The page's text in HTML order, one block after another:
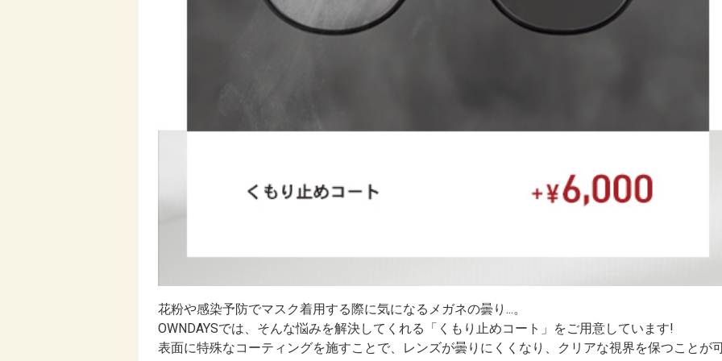
花粉や感染予防でマスク着用する際に気になるメガネの曇り...。
OWNDAYSでは、そんな悩みを解決してくれる「くもり止めコート」をご用意しています!
表面に特殊なコーティングを施すことで、レンズが曇りにくくなり、クリアな視界を保つことが